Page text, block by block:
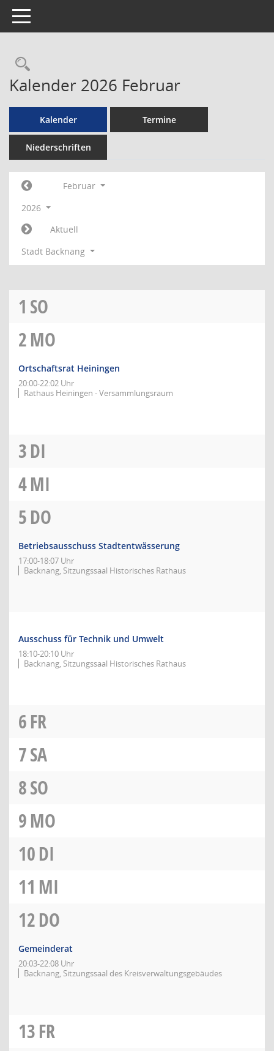
Toggle navigation
Rechercheauswahl
Kalender 2026 Februar
Kalender Termine
Niederschriften
Februar
2026
Aktuell
Stadt Backnang
1 SO
2MO
Ortschaftsrat Heiningen
20:00-22:02 Uhr
Rathaus Heiningen - Versammlungsraum
3DI
4MI
5DO
Betriebsausschuss Stadtentwässerung
17:00-18:07 Uhr
Backnang, Sitzungssaal Historisches Rathaus
Ausschuss für Technik und Umwelt
18:10-20:10 Uhr
Backnang, Sitzungssaal Historisches Rathaus
6FR
7SA
8SO
9MO
10DI
11 MI
12DO
Gemeinderat
20:03-22:08 Uhr
Backnang, Sitzungssaal des Kreisverwaltungsgebäudes
13FR